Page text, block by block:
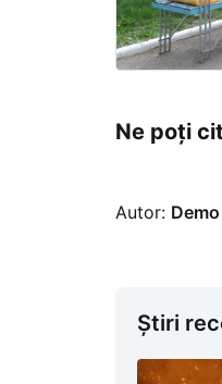
Ne poți
Autor: Demo
Știri